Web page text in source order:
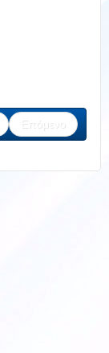
Επόμενο